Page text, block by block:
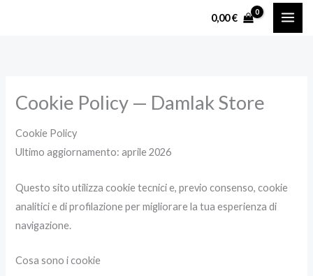
0,00€
Cookie Policy — Damlak Store
Cookie Policy
Ultimo aggiornamento: aprile 2026
Questo sito utilizza cookie tecnici e, previo consenso, cookie
analitici e di profilazione per migliorare la tua esperienza di
navigazione.
Cosa sono i cookie